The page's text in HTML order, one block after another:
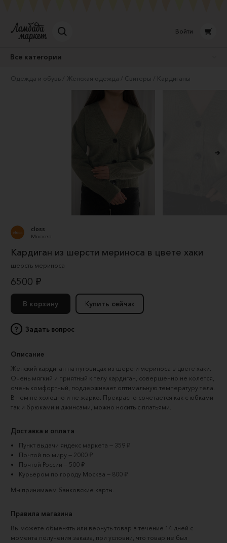
Войти
Все категории
Одежда и обувь Женская одежда Свитеры Кардиганы
closs
Москва
Кардиган из шерсти мериноса в цвете хаки
шерсть мериноса
6500 ₽
В корзину Купить сейчас
? Задать вопрос
Описание
Женский кардиган на пуговицах из шерсти мериноса в цвете хаки.
Очень мягкий и приятный к телу кардиган, совершенно не колется,
очень комфортный, поддерживает оптимальную температуру тела.
В нем не холодно и не жарко. Прекрасно сочетается как с юбками
так и брюками и джинсами, можно носить с платьями.
Доставка и оплата
Пункт выдачи яндекс маркета — 359 ₽
Почтой по миру — 2000 ₽
Почтой России — 500 ₽
Курьером по городу Москва — 800 ₽
Мы принимаем банковские карты.
Правила магазина
Вы можете обменять или вернуть товар в течение 14 дней с
момента получения заказа, при условии, что товар не был